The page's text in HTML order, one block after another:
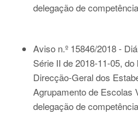
delegação de
Aviso n.º 15846/2018 -
Série II de 2018-11-05, do
Direcção-Geral dos
Agrupamento de Escolas
delegação de